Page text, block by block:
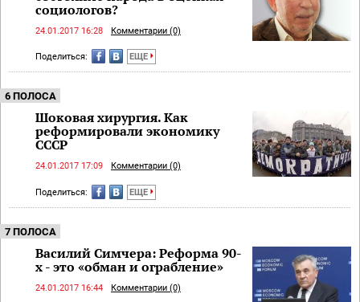
социологов?
24.01.2017 16:28 Комментарии (0)
Поделиться: ЕЩЕ
6 ПОЛОСА
Шоковая хирургия. Как
реформировали экономику
СССР
24.01.2017 17:09 Комментарии (0)
Поделиться: ЕЩЕ
7 ПОЛОСА
Василий Симчера: Реформа 90-
х - это «обман и ограбление»
24.01.2017 16:44 Комментарии (0)